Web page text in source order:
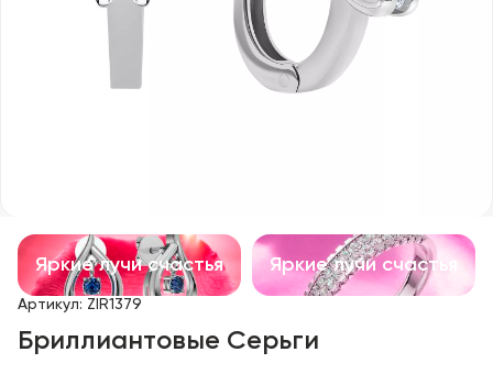
Аксессуары
Все
Яркие лучи счастья Яркие лучи счастья
Артикул: ZIR1379
Бриллиантовые Серьги